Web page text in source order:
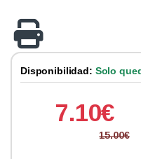
Disponibilidad: Solo
7.10€
15.00€